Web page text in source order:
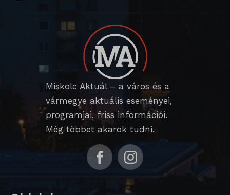
Miskolc Aktuál – a város és a
vármegye aktuális eseményei,
programjai, friss információi.
Még többet akarok tudni.